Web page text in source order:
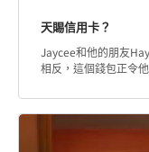
天賜信用卡？
Jaycee和他的朋友
相反，這個錢包正令